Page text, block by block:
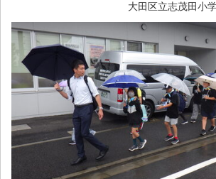
大田区立志茂田